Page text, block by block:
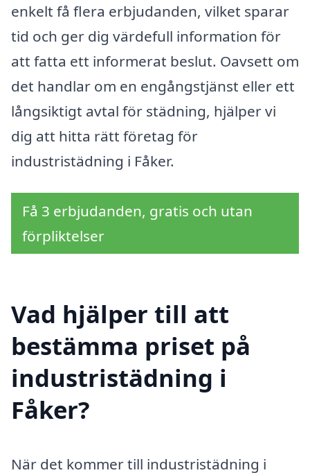
enkelt få flera erbjudanden, vilket sparar
tid och ger dig värdefull information för
att fatta ett informerat beslut. Oavsett om
det handlar om en engångstjänst eller ett
långsiktigt avtal för städning, hjälper vi
dig att hitta rätt företag för
industristädning i Fåker.
Få 3 erbjudanden, gratis och utan
förpliktelser
Vad hjälper till att
bestämma priset på
industristädning i
Fåker?
När det kommer till industristädning i